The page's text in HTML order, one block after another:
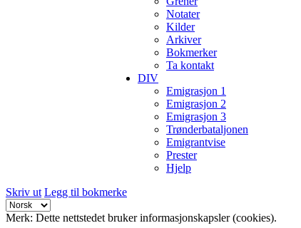
Notater
Kilder
Arkiver
Bokmerker
Ta kontakt
DIV
Emigrasjon 1
Emigrasjon 2
Emigrasjon 3
Trønderbataljonen
Emigrantvise
Prester
Hjelp
Skriv ut Legg til bokmerke
Merk: Dette nettstedet bruker informasjonskapsler (cookies).